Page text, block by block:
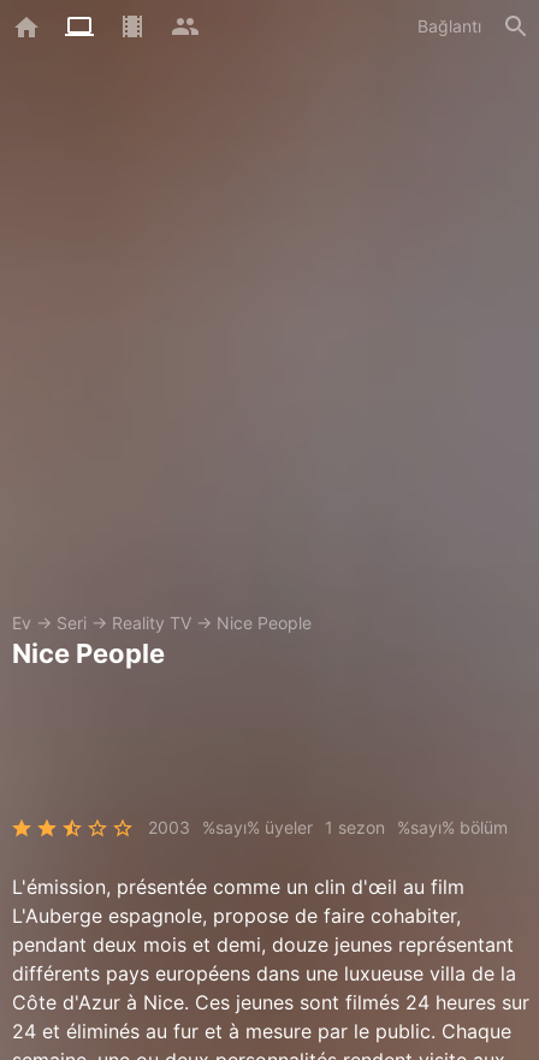
Bağlantı
Ev → Seri → Reality TV → Nice People
Nice People
2003 %sayı% üyeler 1 sezon %sayı% bölüm
L'émission, présentée comme un clin d'œil au film
L'Auberge espagnole, propose de faire cohabiter,
pendant deux mois et demi, douze jeunes représentant
différents pays européens dans une luxueuse villa de la
Côte d'Azur à Nice. Ces jeunes sont filmés 24 heures sur
24 et éliminés au fur et à mesure par le public. Chaque